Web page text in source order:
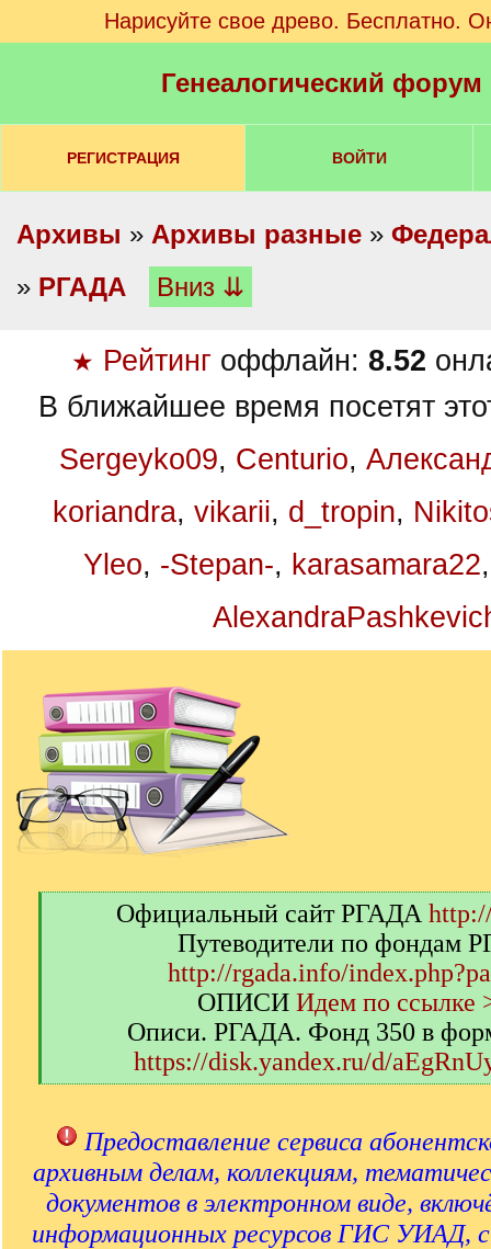
Нарисуйте свое древо. Бесплатно.
Генеалогический
РЕГИСТРАЦИЯ ВОЙТИ
Архивы » Архивы разные »
» РГАДА Вниз ⇊
★ Рейтинг оффлайн: 8.52
В ближайшее время посетят
Sergeyko09, Centurio,
koriandra, vikarii, d_tropin,
Yleo, -Stepan-, karasamara22
Официальный сайт РГАДА
Путеводители по фондам
http://rgada.info/
ОПИСИ Идем по ссылке
Описи. РГАДА. Фонд 350 в
https://disk.yandex.ru/d/
[
Предоставление сервиса
архивным делам, коллекциям,
документов в электронном виде,
информационных ресурсов ГИС УИАД,